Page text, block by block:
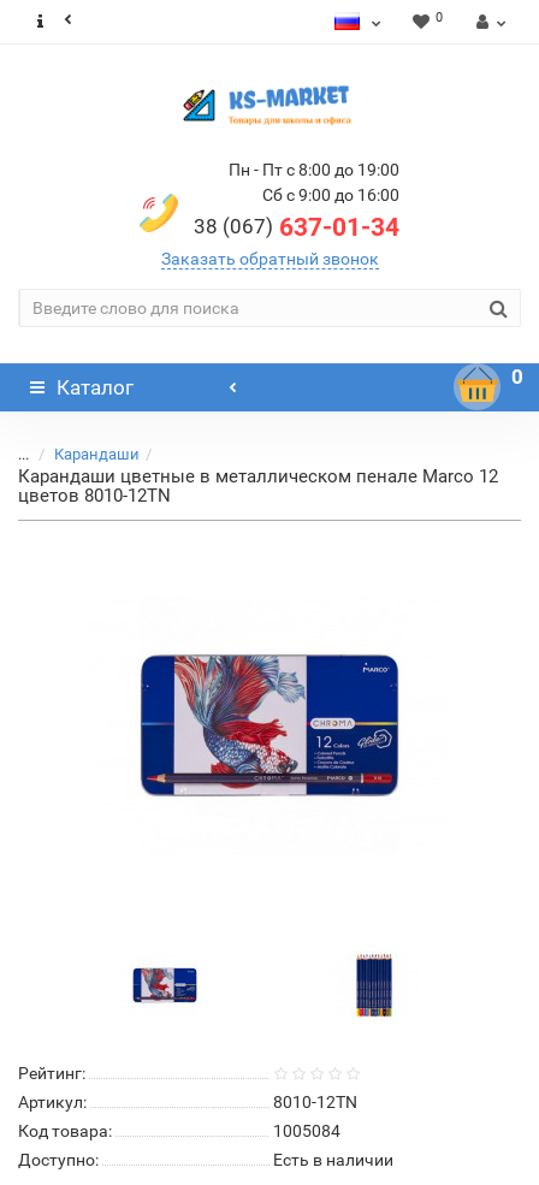
0
Пн - Пт с 8:00 до 19:00
Сб с 9:00 до 16:00
38 (067) 637-01-34
Заказать обратный звонок
Каталог 0
... Карандаши
Карандаши цветные в металлическом пенале Marco 12
цветов 8010-12TN
Рейтинг:
Артикул:
8010-12TN
Код товара:
1005084
Доступно:
Есть в наличии